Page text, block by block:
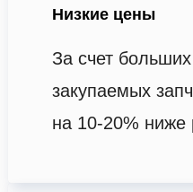
Низкие цены
За счет
закупаемых
на 10-20% ниже